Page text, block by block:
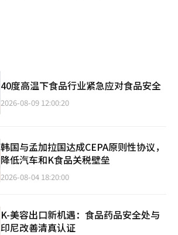
40度高温下食品行业紧急应对食品安全
2026-08-09 12:00:20
韩国与孟加拉国达成CEPA原则性协议，
降低汽车和K食品关税壁垒
2026-08-04 18:20:00
K-美容出口新机遇：食品药品安全处与
印尼改善清真认证